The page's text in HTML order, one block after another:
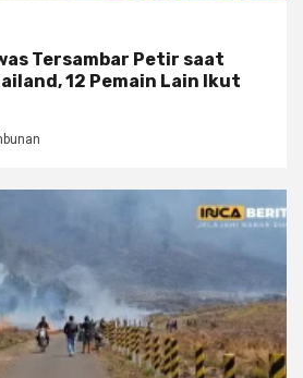
Tersambar Petir saat
12 Pemain Lain Ikut